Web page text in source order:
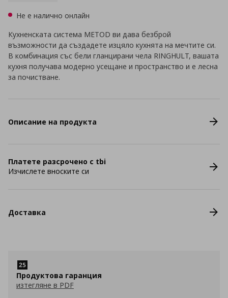
Не е налично онлайн
Кухненската система METOD ви дава безброй
възможности да създадете изцяло кухнята на мечтите си.
В комбинация със бели гланцирани чела RINGHULT, вашата
кухня получава модерно усещане и пространство и е лесна
за почистване.
Описание на продукта
Платете разсрочено с tbi
Изчислете вноските си
Доставка
Продуктова гаранция
изтегляне в PDF